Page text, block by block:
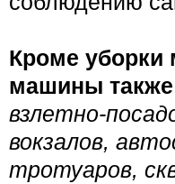
Кроме уборки
машины также
взлетно-
вокзалов,
тротуаров,